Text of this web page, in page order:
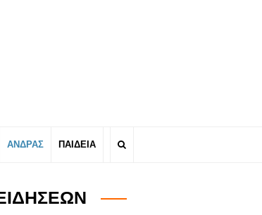
ΑΝΔΡΑΣ ΠΑΙΔΕΙΑ